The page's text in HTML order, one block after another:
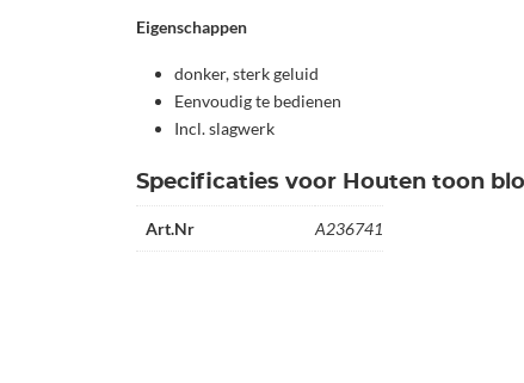
Eigenschappen
donker, sterk geluid
Eenvoudig te bedienen
Incl. slagwerk
Specificaties voor Houten toon
Art.Nr A236741